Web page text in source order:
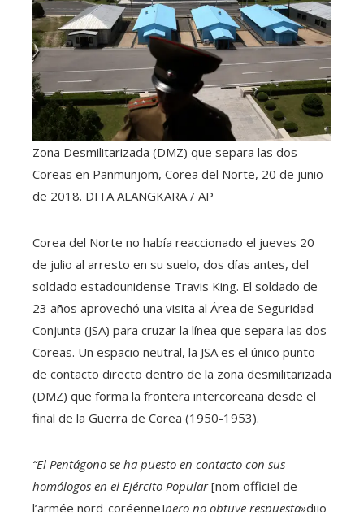
Zona Desmilitarizada (DMZ) que separa las dos
Coreas en Panmunjom, Corea del Norte, 20 de junio
de 2018. DITA ALANGKARA / AP
Corea del Norte no había reaccionado el jueves 20
de julio al arresto en su suelo, dos días antes, del
soldado estadounidense Travis King. El soldado de
23 años aprovechó una visita al Área de Seguridad
Conjunta (JSA) para cruzar la línea que separa las dos
Coreas. Un espacio neutral, la JSA es el único punto
de contacto directo dentro de la zona desmilitarizada
(DMZ) que forma la frontera intercoreana desde el
final de la Guerra de Corea (1950-1953).
“El Pentágono se ha puesto en contacto con sus
homólogos en el Ejército Popular[nom officiel de
l’armée nord-coréenne]pero no obtuve respuesta»dijo